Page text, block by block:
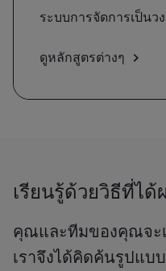
ระบบการจัดการเป็นว
ดูหลักสูตรต่างๆ
เรียนรู้ด้วยวิธีที่ไ
คุณและทีมของคุณจะ
เราจึงได้คิดค้นรูปแบ